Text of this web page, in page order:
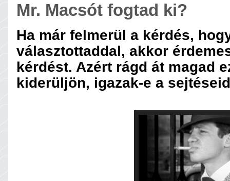
Mr. Macsót fogtad ki?
Ha már felmerül a kérdés,
választottaddal, akkor
kérdést. Azért rágd át magad
kiderüljön, igazak-e a